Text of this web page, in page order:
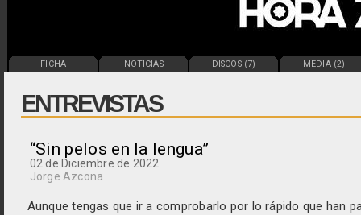
FICHA NOTICIAS DISCOS (7) MEDIA (2)
ENTREVISTAS
“Sin pelos en la lengua”
02 de Diciembre de 2022
Jorge Azcona
Aunque tengas que ir a comprobarlo por lo rápido que han